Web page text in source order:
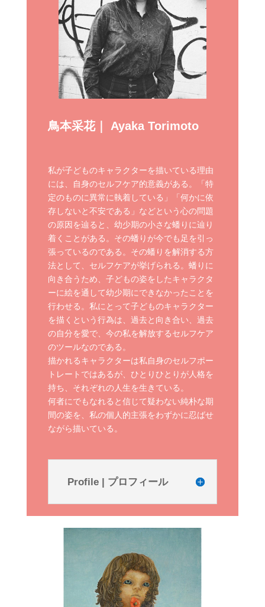
鳥本采花｜ Ayaka Torimoto
私が子どものキャラクターを描いている理由
には、自身のセルフケア的意義がある。「特
定のものに異常に執着している」「何かに依
存しないと不安である」などという心の問題
の原因を辿ると、幼少期の小さな蟠りに辿り
着くことがある。その蟠りが今でも足を引っ
張っているのである。その蟠りを解消する方
法として、セルフケアが挙げられる。蟠りに
向き合うため、子どもの姿をしたキャラクタ
ーに絵を通して幼少期にできなかったことを
行わせる。私にとって子どものキャラクター
を描くという行為は、過去と向き合い、過去
の自分を愛で、今の私を解放するセルフケア
のツールなのである。
描かれるキャラクターは私自身のセルフポー
トレートではあるが、ひとりひとりが人格を
持ち、それぞれの人生を生きている。
何者にでもなれると信じて疑わない純朴な期
間の姿を、私の個人的主張をわずかに忍ばせ
ながら描いている。
Profile | プロフィール